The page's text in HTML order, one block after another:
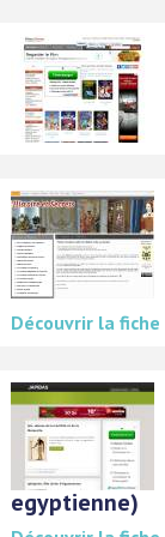
Découvrir la fiche
egyptienne)